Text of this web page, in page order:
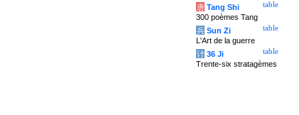
table
唐 Tang Shi
300 poèmes Tang
table
兵 Sun Zi
L'Art de la guerre
table
计 36 Ji
Trente-six stratagèmes